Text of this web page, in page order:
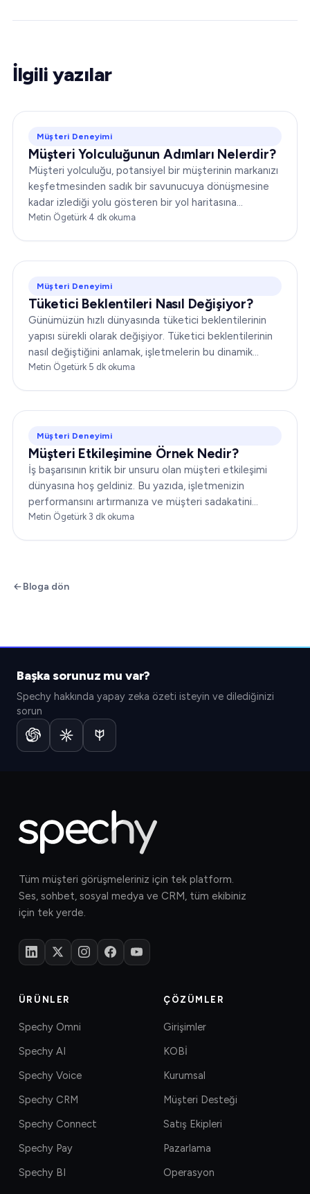
İlgili yazılar
Müşteri Deneyimi
Müşteri Yolculuğunun Adımları Nelerdir?
Müşteri yolculuğu, potansiyel bir müşterinin markanızı
keşfetmesinden sadık bir savunucuya dönüşmesine
kadar izlediği yolu gösteren bir yol haritasına
benzetilebilir. Pazarlama ve müşteri hizmetleri
Metin Ögetürk·4 dk okuma
Müşteri Deneyimi
Tüketici Beklentileri Nasıl Değişiyor?
Günümüzün hızlı dünyasında tüketici beklentilerinin
yapısı sürekli olarak değişiyor. Tüketici beklentilerinin
nasıl değiştiğini anlamak, işletmelerin bu dinamik
ortamda başarılı olabilmesi için kritik öneme sahip...
Metin Ögetürk·5 dk okuma
Müşteri Deneyimi
Müşteri Etkileşimine Örnek Nedir?
İş başarısının kritik bir unsuru olan müşteri etkileşimi
dünyasına hoş geldiniz. Bu yazıda, işletmenizin
performansını artırmanıza ve müşteri sadakatini
güçlendirmenize yardımcı olacak çeşitli müşteri
Metin Ögetürk·3 dk okuma
Bloga dön
Başka sorunuz mu var?
Spechy hakkında yapay zeka özeti isteyin ve dilediğinizi
sorun
Tüm müşteri görüşmeleriniz için tek platform.
Ses, sohbet, sosyal medya ve CRM, tüm ekibiniz
için tek yerde.
ÜRÜNLER
Spechy Omni
Spechy AI
Spechy Voice
Spechy CRM
Spechy Connect
Spechy Pay
Spechy BI
ÇÖZÜMLER
Girişimler
KOBİ
Kurumsal
Müşteri Desteği
Satış Ekipleri
Pazarlama
Operasyon